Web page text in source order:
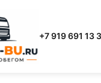
+7 919 691 13